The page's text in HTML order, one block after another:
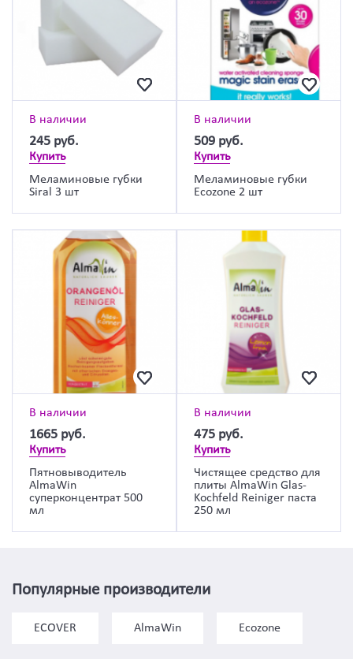
В наличии
245 руб.
Купить
Меламиновые губки
Siral 3 шт
В наличии
509 руб.
Купить
Меламиновые губки
Ecozone 2 шт
В наличии
1665 руб.
Купить
Пятновыводитель
AlmaWin
суперконцентрат 500
мл
В наличии
475 руб.
Купить
Чистящее средство для
плиты AlmaWin Glas-
Kochfeld Reiniger паста
250 мл
Популярные производители
ECOVER AlmaWin Ecozone